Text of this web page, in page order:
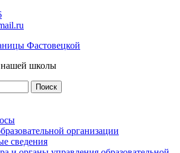
Фастовецкой
школы
организации
сведения